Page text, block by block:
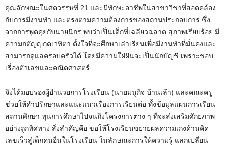
คุณลักษณะในศตวรรษที่ 21 และมีทักษะอาชีพในสาขาวิชาที่สอดคล้อง
กับการมีงานทำ และตรงตามความต้องการของสถานประกอบการ ซึ่ง
จากการพูดคุยกับนายนิกร พบว่าเป็นเด็กที่เฉลียวฉลาด สุภาพเรียบร้อย มี
ความกตัญญูกตเวทิตา ตั้งใจที่จะศึกษาเล่าเรียนเพื่อมีงานทำที่มั่นคงและ
สามารถดูแลครอบครัวได้ โดยมีความใฝ่ฝันจะเป็นนักบัญชี เพราะชอบ
เรื่องตัวเลขและคณิตศาสตร์
จึงได้มอบรองผู้อำนวยการโรงเรียน (นายมนูกิจ บ้านเล้า) และคณะครู
ช่วยให้คำปรึกษาและแนะแนวเรื่องการเรียนต่อ ทั้งข้อมูลแผนการเรียน
สถานศึกษา ทุนการศึกษาไปจนถึงโครงการต่าง ๆ ที่จะส่งเสริมศักยภาพ
อย่างถูกทิศทาง สิ่งสำคัญคือ ขอให้โรงเรียนขยายผลความเก่งด้านคิด
เลขเร็วสู่เด็กคนอื่นในโรงเรียน ในลักษณะการให้ความรู้ แลกเปลี่ยน